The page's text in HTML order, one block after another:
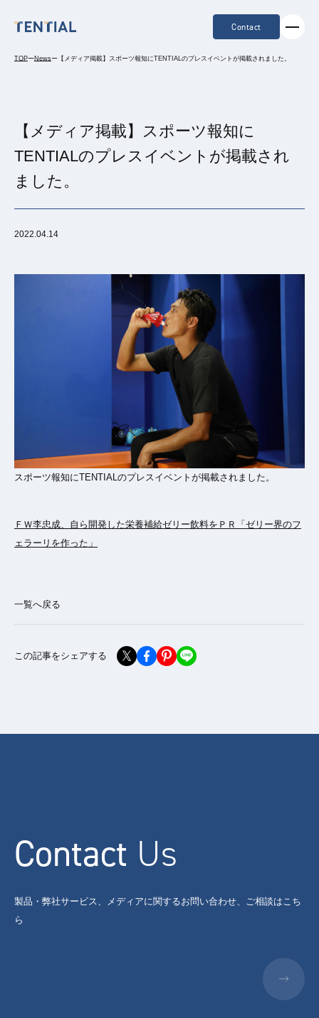
Contact
TOPーNewsー 【メディア掲載】スポーツ報知にTENTIALのプレスイベントが掲載されました。
【メディア掲載】スポーツ報知に
TENTIALのプレスイベントが掲載され
ました。
2022.04.14
スポーツ報知にTENTIALのプレスイベントが掲載されました。
ＦＷ李忠成、自ら開発した栄養補給ゼリー飲料をＰＲ「ゼリー界のフ
ェラーリを作った」
一覧へ戻る
この記事をシェアする
Contact Us
製品・弊社サービス、メディアに関するお問い合わせ、ご相談はこち
ら